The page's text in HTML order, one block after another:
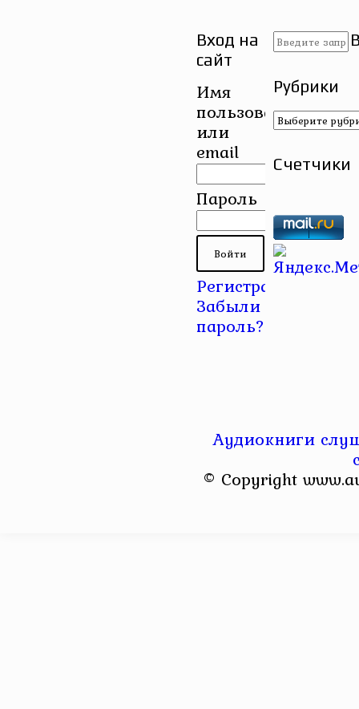
Вход на
сайт
Имя
пользователя
или
email
Пароль
Регистрация
Забыли
пароль?
Рубрики
Рубрики
Счетчики
Аудиокниги
© Copyright